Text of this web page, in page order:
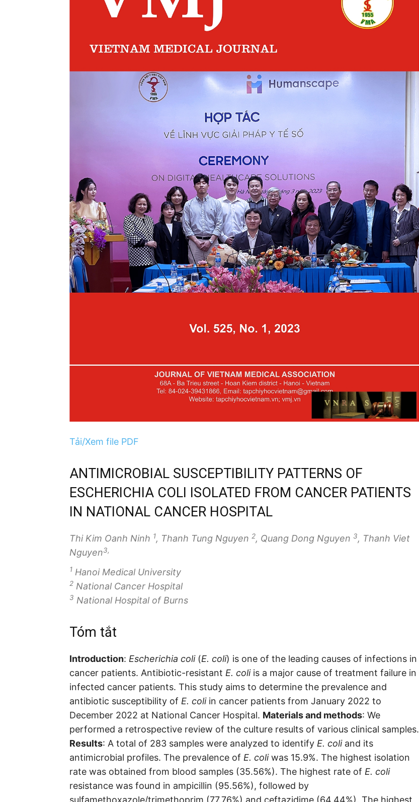
Tải/Xem file PDF
ANTIMICROBIAL SUSCEPTIBILITY PATTERNS OF
ESCHERICHIA COLI ISOLATED FROM CANCER PATIENTS
IN NATIONAL CANCER HOSPITAL
Thi Kim Oanh Ninh 1, Thanh Tung Nguyen 2, Quang Dong Nguyen 3, Thanh Viet
Nguyen3,
1 Hanoi Medical University
2 National Cancer Hospital
3 National Hospital of Burns
Tóm tắt
Introduction: Escherichia coli(E. coli) is one of the leading causes of infections in
cancer patients. Antibiotic-resistant E. coliis a major cause of treatment failure in
infected cancer patients. This study aims to determine the prevalence and
antibiotic susceptibility of E. coliin cancer patients from January 2022 to
December 2022 at National Cancer Hospital. Materials and methods: We
performed a retrospective review of the culture results of various clinical samples.
Results: A total of 283 samples were analyzed to identify E. coliand its
antimicrobial profiles. The prevalence of E. coliwas 15.9%. The highest isolation
rate was obtained from blood samples (35.56%). The highest rate of E. coli
resistance was found in ampicillin (95.56%), followed by
sulfamethoxazole/trimethoprim (77.76%) and ceftazidime (64.44%). The highest